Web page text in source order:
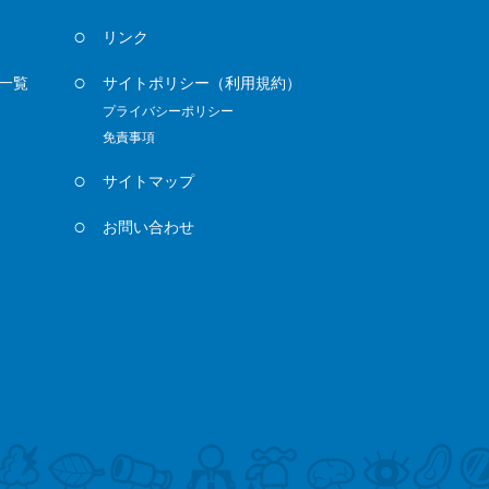
覧
リンク
サイトポリシー （利用規約）
プライバシーポリシー
免責事項
サイトマップ
お問い合わせ